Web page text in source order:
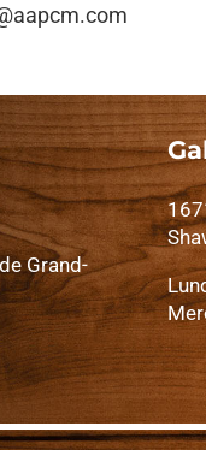
Grand-